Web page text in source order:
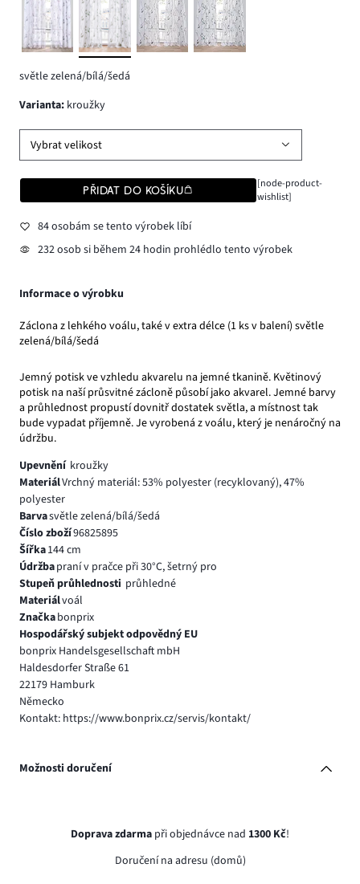
světle zelená/bílá/šedá
varianta: kroužky
Vybrat velikost
PŘIDAT DO KOŠÍKU
[node-product-
wishlist]
84 osobám se tento výrobek líbí
232 osob si během 24 hodin prohlédlo tento výrobek
Informace o výrobku
Záclona z lehkého voálu, také v extra délce (1 ks v balení) světle
zelená/bílá/šedá
Jemný potisk ve vzhledu akvarelu na jemné tkanině. Květinový
potisk na naší průsvitné zácloně působí jako akvarel. Jemné barvy
a průhlednost propustí dovnitř dostatek světla, a místnost tak
bude vypadat příjemně. Je vyrobená z voálu, který je nenáročný na
údržbu.
Upevnění kroužky
MateriálVrchný materiál: 53% polyester (recyklovaný), 47%
polyester
Barvasvětle zelená/bílá/šedá
Číslo zboží96825895
Šířka144 cm
Údržbapraní v pračce při 30°C, šetrný pro
Stupeň průhlednosti průhledné
Materiálvoál
Značkabonprix
Hospodářský subjekt odpovědný EU
bonprix Handelsgesellschaft mbH
Haldesdorfer Straße 61
22179 Hamburk
Německo
Kontakt: https://www.bonprix.cz/servis/kontakt/
Možnosti doručení
Doprava zdarma při objednávce nad 1300 Kč!
Doručení na adresu (domů)